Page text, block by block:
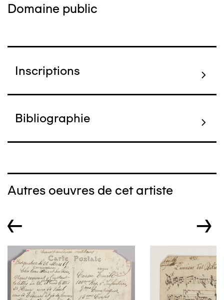
Domaine public
Inscriptions
Bibliographie
Autres oeuvres de cet artiste
← →